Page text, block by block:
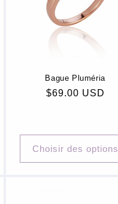
Bague Pluméria
Prix
$69.00 USD
Choisir des options